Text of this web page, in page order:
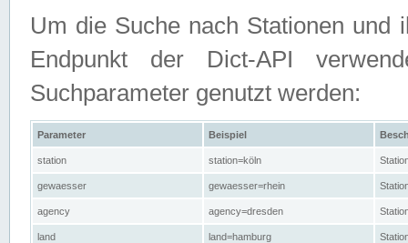
Um die Suche nach Stationen und
Endpunkt der Dict-API
Suchparameter genutzt werden:
Parameter Beispiel
station station=köln
gewaesser gewaesser=rhein
agency agency=dresden
land land=hamburg